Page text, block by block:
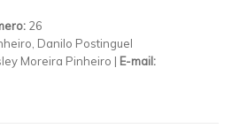
26
Danilo Postinguel
Moreira Pinheiro | E-mail: